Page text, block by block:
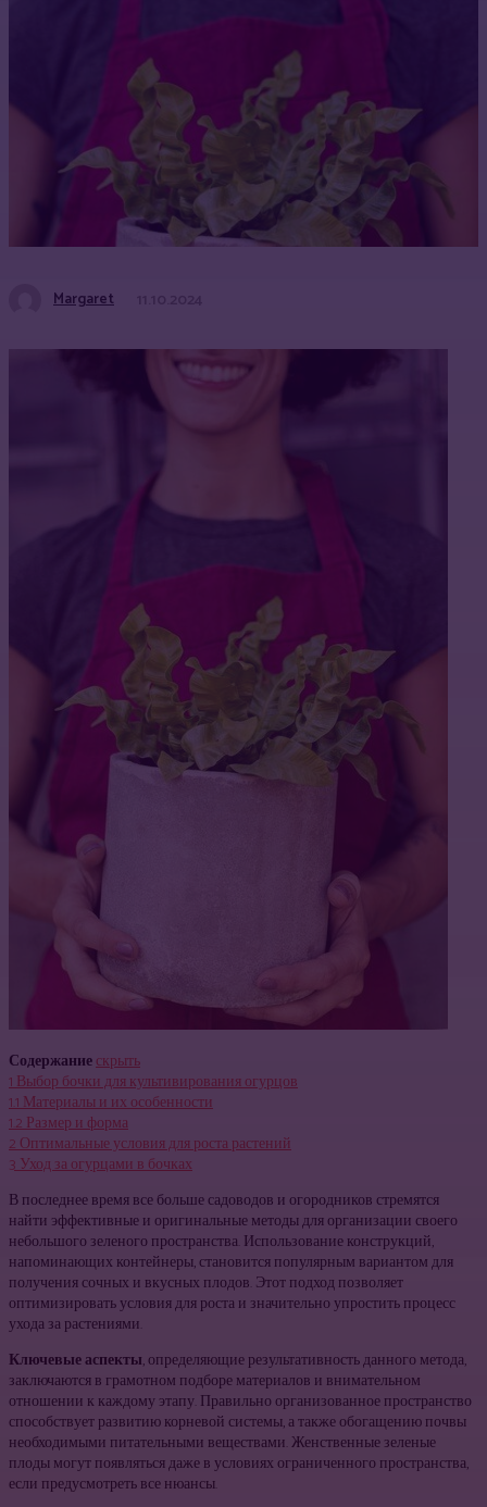
Margaret
Содержаниескрыть
1Выбор бочки для культивирования огурцов
1.1Материалы и их особенности
1.2Размер и форма
2Оптимальные условия для роста растений
3Уход за огурцами в бочках
В последнее время все больше садоводов и огородников стремятся
найти эффективные и оригинальные методы для организации своего
небольшого зеленого пространства. Использование конструкций,
напоминающих контейнеры, становится популярным вариантом для
получения сочных и вкусных плодов. Этот подход позволяет
оптимизировать условия для роста и значительно упростить процесс
ухода за растениями.
Ключевые аспекты, определяющие результативность данного метода,
заключаются в грамотном подборе материалов и внимательном
отношении к каждому этапу. Правильно организованное пространство
способствует развитию корневой системы, а также обогащению почвы
необходимыми питательными веществами. Женственные зеленые
плоды могут появляться даже в условиях ограниченного пространства,
если предусмотреть все нюансы.